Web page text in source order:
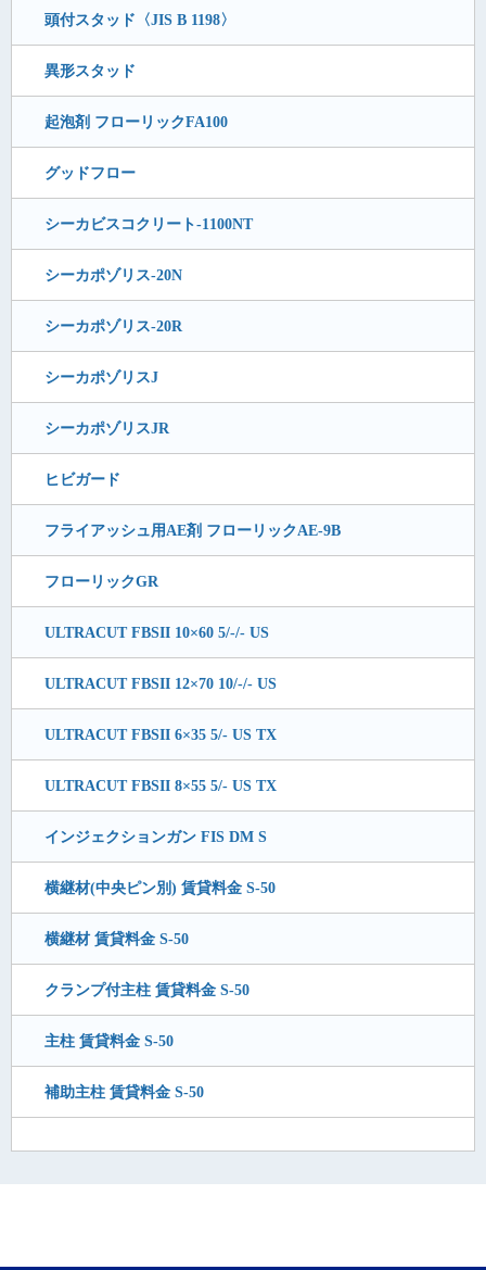
頭付スタッド〈JIS B 1198〉
異形スタッド
起泡剤 フローリックFA100
グッドフロー
シーカビスコクリート-1100NT
シーカポゾリス-20N
シーカポゾリス-20R
シーカポゾリスJ
シーカポゾリスJR
ヒビガード
フライアッシュ用AE剤 フローリックAE-9B
フローリックGR
ULTRACUT FBSII 10×60 5/-/- US
ULTRACUT FBSII 12×70 10/-/- US
ULTRACUT FBSII 6×35 5/- US TX
ULTRACUT FBSII 8×55 5/- US TX
インジェクションガン FIS DM S
横継材(中央ピン別) 賃貸料金 S-50
横継材 賃貸料金 S-50
クランプ付主柱 賃貸料金 S-50
主柱 賃貸料金 S-50
補助主柱 賃貸料金 S-50